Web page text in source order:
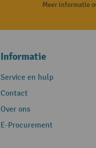
Meer informatie
Informatie
Service en hulp
Contact
Over ons
E-Procurement